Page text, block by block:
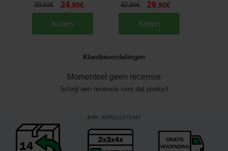
29,90€ 24,90€
Kopen
42,90€ 29,90€
Kopen
Klantbeoordelingen
Momenteel geen recensie
Schrijf een recensie voor dat product
EAN: 5056212171347